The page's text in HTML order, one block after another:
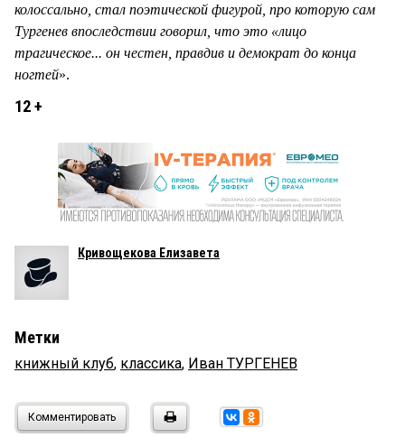
колоссально, стал поэтической фигурой, про которую сам
Тургенев впоследствии говорил, что это «лицо
трагическое... он честен, правдив и демократ до конца
ногтей».
12 +
Кривощекова Елизавета
Метки
книжный клуб, классика, Иван ТУРГЕНЕВ
Комментировать